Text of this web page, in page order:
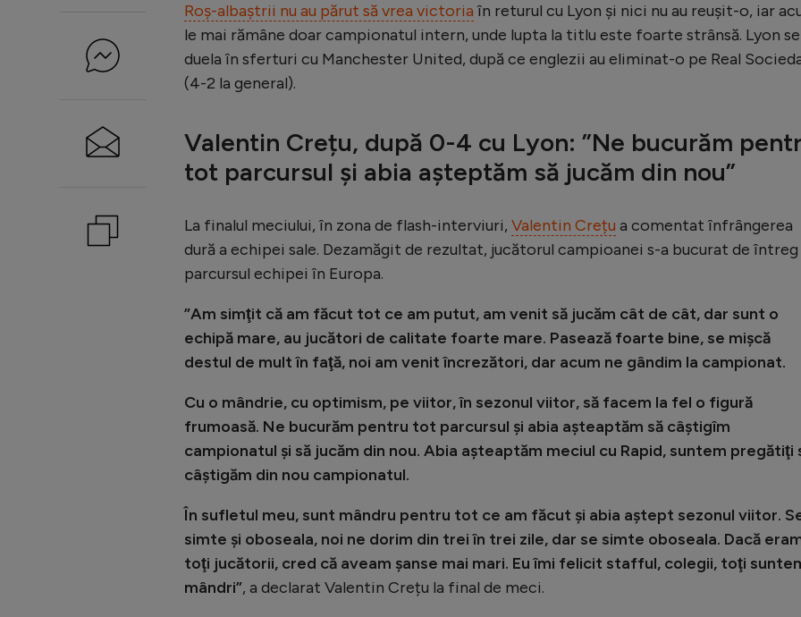
Roș-albaștrii nu au părut să vrea victoria în returul cu Lyon și nici nu au reușit-o, iar
le mai rămâne doar campionatul intern, unde lupta la titlu este foarte strânsă. Lyon se
duela în sferturi cu Manchester United, după ce englezii au eliminat-o pe Real
(4-2 la general).
Valentin Crețu, după 0-4 cu Lyon: ”Ne bucurăm
tot parcursul și abia așteptăm să jucăm din nou”
La finalul meciului, în zona de flash-interviuri, Valentin Crețu a comentat înfrângerea
dură a echipei sale. Dezamăgit de rezultat, jucătorul campioanei s-a bucurat de întreg
parcursul echipei în Europa.
”Am simţit că am făcut tot ce am putut, am venit să jucăm cât de cât, dar sunt o
echipă mare, au jucători de calitate foarte mare. Pasează foarte bine, se mişcă
destul de mult în faţă, noi am venit încrezători, dar acum ne gândim la campionat.
Cu o mândrie, cu optimism, pe viitor, în sezonul viitor, să facem la fel o figură
frumoasă. Ne bucurăm pentru tot parcursul şi abia aşteaptăm să câştigîm
campionatul şi să jucăm din nou. Abia aşteaptăm meciul cu Rapid, suntem pregătiţi
câştigăm din nou campionatul.
În sufletul meu, sunt mândru pentru tot ce am făcut şi abia aştept sezonul viitor.
simte şi oboseala, noi ne dorim din trei în trei zile, dar se simte oboseala. Dacă
toţi jucătorii, cred că aveam şanse mai mari. Eu îmi felicit stafful, colegii, toţi
mândri”, a declarat Valentin Crețu la final de meci.